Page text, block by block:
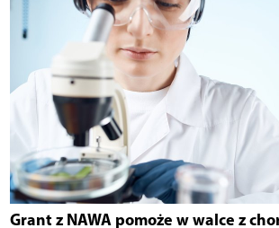
Grant z NAWA pomoże w walce z